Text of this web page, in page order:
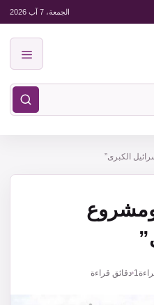
الجمعة، 7 آب 2026
الكبرى”
1 دقائق قراءة